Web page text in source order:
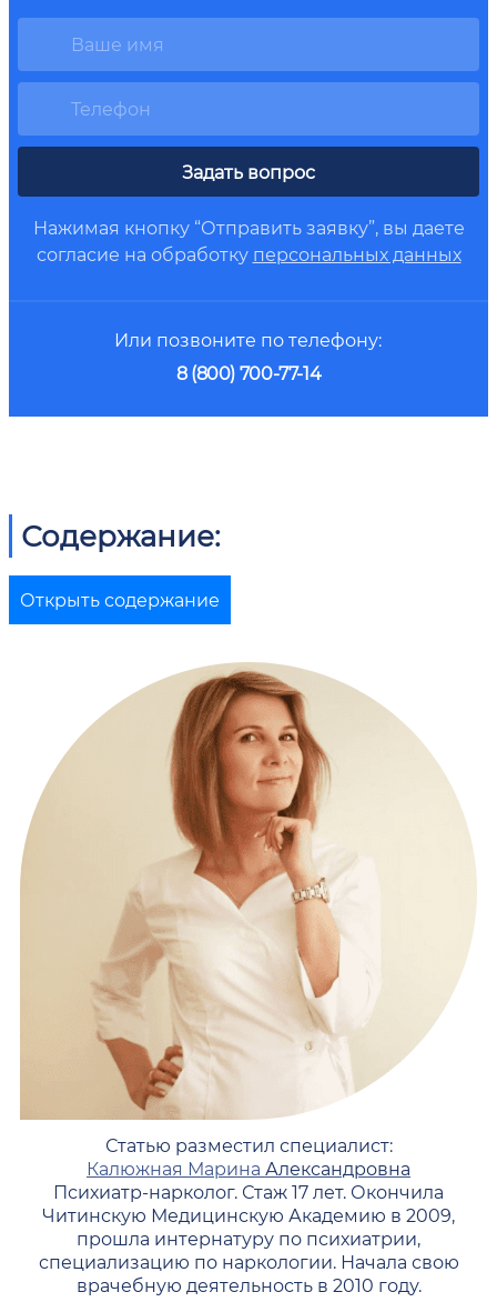
Задать вопрос
Нажимая кнопку “Отправить заявку”, вы даете
согласие на обработку персональных данных
Или позвоните по телефону:
8 (800) 700-77-14
Содержание:
Открыть содержание
Статью разместил специалист:
Калюжная Марина Александровна
Психиатр-нарколог. Стаж 17 лет. Окончила
Читинскую Медицинскую Академию в 2009,
прошла интернатуру по психиатрии,
специализацию по наркологии. Начала свою
врачебную деятельность в 2010 году.